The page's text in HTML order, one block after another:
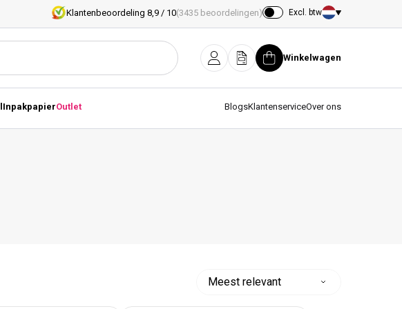
Klantenbeoordeling 8,9 / 10(3435 beoordelingen) Excl. btw
Land/regio
InloggenOfferteWinkelwagen
Winkelwagen
InpakpapierOutlet BlogsKlantenserviceOver ons